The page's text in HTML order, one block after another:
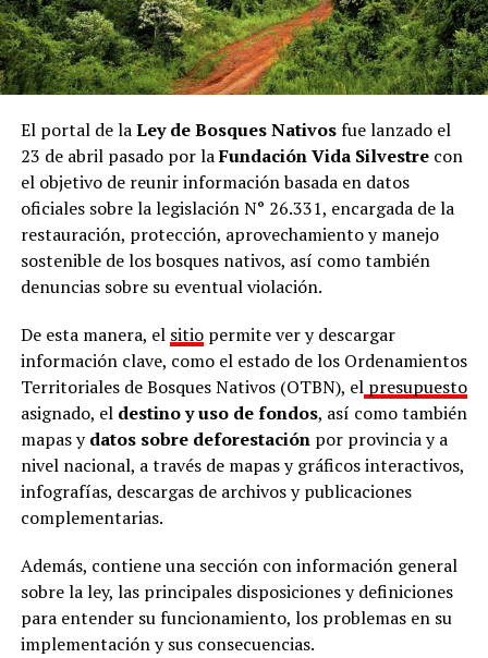
El portal de laLey de Bosques Nativosfue lanzado el
23 de abril pasado por laFundación Vida Silvestrecon
el objetivo de reunir información basada en datos
oficiales sobre la legislación N° 26.331, encargada de la
restauración, protección, aprovechamiento y manejo
sostenible de los bosques nativos, así como también
denuncias sobre su eventual violación.
De esta manera, el sitiopermite ver y descargar
información clave, como el estado de los Ordenamientos
Territoriales de Bosques Nativos (OTBN), elpresupuesto
asignado, el destino y uso de fondos, así como también
mapas ydatos sobre deforestaciónpor provincia y a
nivel nacional, a través de mapas y gráficos interactivos,
infografías, descargas de archivos y publicaciones
complementarias.
Además, contiene una sección con información general
sobre la ley, las principales disposiciones y definiciones
para entender su funcionamiento, los problemas en su
implementación y sus consecuencias.